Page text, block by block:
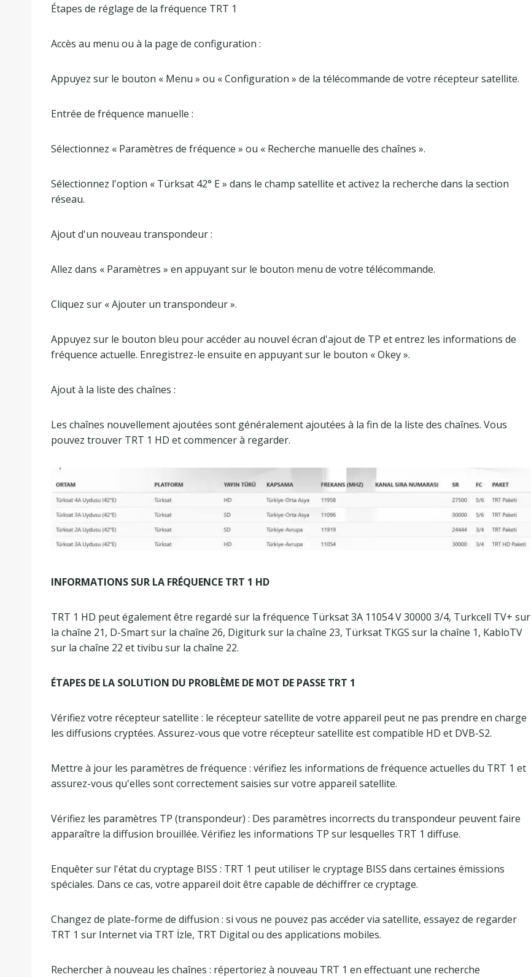
Étapes de réglage de la fréquence TRT 1
Accès au menu ou à la page de configuration :
Appuyez sur le bouton « Menu » ou « Configuration » de la télécommande de votre récepteur satellite.
Entrée de fréquence manuelle :
Sélectionnez « Paramètres de fréquence » ou « Recherche manuelle des chaînes ».
Sélectionnez l'option « Türksat 42° E » dans le champ satellite et activez la recherche dans la section
réseau.
Ajout d'un nouveau transpondeur :
Allez dans « Paramètres » en appuyant sur le bouton menu de votre télécommande.
Cliquez sur « Ajouter un transpondeur ».
Appuyez sur le bouton bleu pour accéder au nouvel écran d'ajout de TP et entrez les informations de
fréquence actuelle. Enregistrez-le ensuite en appuyant sur le bouton « Okey ».
Ajout à la liste des chaînes :
Les chaînes nouvellement ajoutées sont généralement ajoutées à la fin de la liste des chaînes. Vous
pouvez trouver TRT 1 HD et commencer à regarder.
INFORMATIONS SUR LA FRÉQUENCE TRT 1 HD
TRT 1 HD peut également être regardé sur la fréquence Türksat 3A 11054 V 30000 3/4, Turkcell TV+ sur
la chaîne 21, D-Smart sur la chaîne 26, Digiturk sur la chaîne 23, Türksat TKGS sur la chaîne 1, KabloTV
sur la chaîne 22 et tivibu sur la chaîne 22.
ÉTAPES DE LA SOLUTION DU PROBLÈME DE MOT DE PASSE TRT 1
Vérifiez votre récepteur satellite : le récepteur satellite de votre appareil peut ne pas prendre en charge
les diffusions cryptées. Assurez-vous que votre récepteur satellite est compatible HD et DVB-S2.
Mettre à jour les paramètres de fréquence : vérifiez les informations de fréquence actuelles du TRT 1 et
assurez-vous qu'elles sont correctement saisies sur votre appareil satellite.
Vérifiez les paramètres TP (transpondeur) : Des paramètres incorrects du transpondeur peuvent faire
apparaître la diffusion brouillée. Vérifiez les informations TP sur lesquelles TRT 1 diffuse.
Enquêter sur l'état du cryptage BISS : TRT 1 peut utiliser le cryptage BISS dans certaines émissions
spéciales. Dans ce cas, votre appareil doit être capable de déchiffrer ce cryptage.
Changez de plate-forme de diffusion : si vous ne pouvez pas accéder via satellite, essayez de regarder
TRT 1 sur Internet via TRT İzle, TRT Digital ou des applications mobiles.
Rechercher à nouveau les chaînes : répertoriez à nouveau TRT 1 en effectuant une recherche